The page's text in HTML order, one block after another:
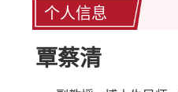
个人信息
覃蔡清